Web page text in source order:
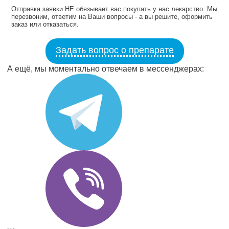
Отправка заявки НЕ обязывает вас покупать у нас лекарство. Мы
перезвоним, ответим на Ваши вопросы - а вы решите, оформить
заказ или отказаться.
Задать вопрос о препарате
А ещё, мы моментально отвечаем в мессенджерах: